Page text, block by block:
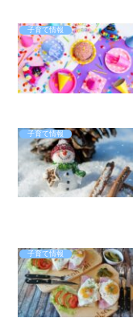
子育て情報
子育て情報
子育て情報